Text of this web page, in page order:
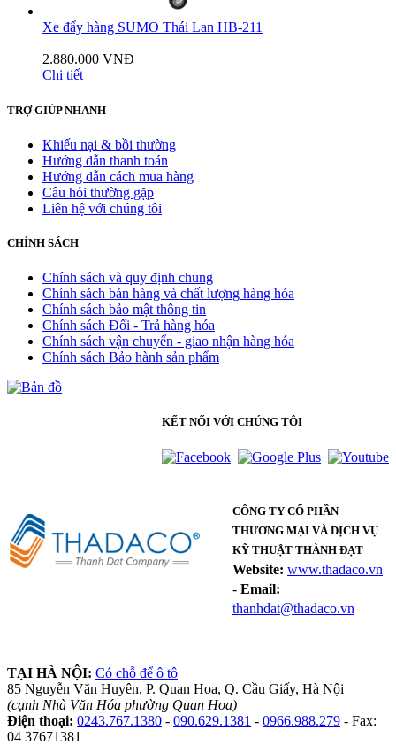
Xe đẩy hàng SUMO Thái Lan HB-211
2.880.000 VNĐ
Chi tiết
TRỢ GIÚP NHANH
Khiếu nại & bồi thường
Hướng dẫn thanh toán
Hướng dẫn cách mua hàng
Câu hỏi thường gặp
Liên hệ với chúng tôi
CHÍNH SÁCH
Chính sách và quy định chung
Chính sách bán hàng và chất lượng hàng hóa
Chính sách bảo mật thông tin
Chính sách Đổi - Trả hàng hóa
Chính sách vận chuyển - giao nhận hàng hóa
Chính sách Bảo hành sản phẩm
KẾT NỐI VỚI CHÚNG TÔI
CÔNG TY CỔ PHẦN
THƯƠNG MẠI VÀ DỊCH VỤ
KỸ THUẬT THÀNH ĐẠT
Website: www.thadaco.vn
- Email:
thanhdat@thadaco.vn
TẠI HÀ NỘI: Có chỗ để ô tô
85 Nguyễn Văn Huyên, P. Quan Hoa, Q. Cầu Giấy, Hà Nội
(cạnh Nhà Văn Hóa phường Quan Hoa)
Điện thoại: 0243.767.1380 - 090.629.1381 - 0966.988.279 - Fax:
04 37671381